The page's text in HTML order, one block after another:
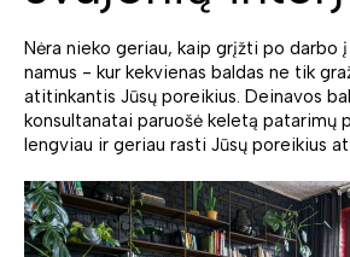
Nėra nieko geriau, kaip grįžti po darbo
namus - kur kekvienas baldas ne tik
atitinkantis Jūsų poreikius. Deinavos
konsultanatai paruošė keletą patarimų
lengviau ir geriau rasti Jūsų poreikius